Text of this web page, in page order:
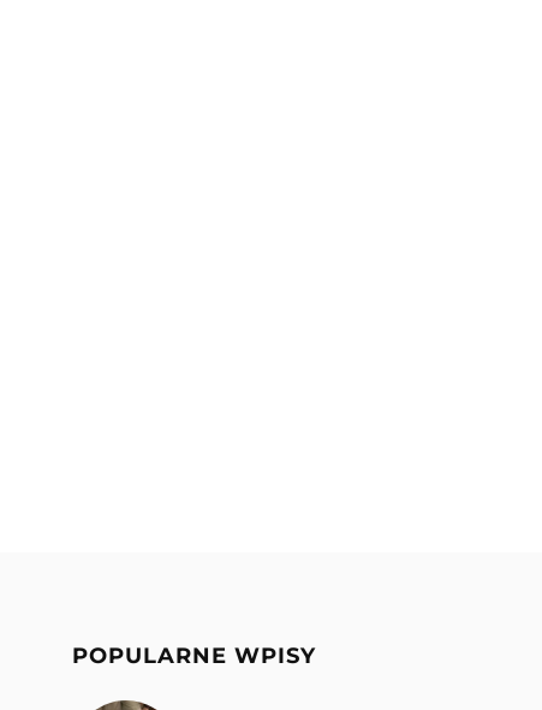
POPULARNE WPISY